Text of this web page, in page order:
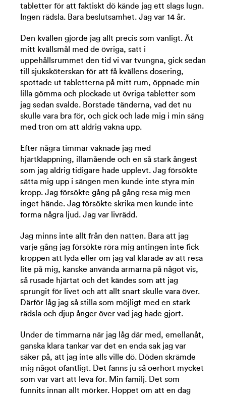
tabletter för att faktiskt dö kände jag ett slags lugn.
Ingen rädsla. Bara beslutsamhet. Jag var 14 år.
Den kvällen gjorde jag allt precis som vanligt. Åt
mitt kvällsmål med de övriga, satt i
uppehållsrummet den tid vi var tvungna, gick sedan
till sjuksköterskan för att få kvällens dosering,
spottade ut tabletterna på mitt rum, öppnade min
lilla gömma och plockade ut övriga tabletter som
jag sedan svalde. Borstade tänderna, vad det nu
skulle vara bra för, och gick och lade mig i min säng
med tron om att aldrig vakna upp.
Efter några timmar vaknade jag med
hjärtklappning, illamående och en så stark ångest
som jag aldrig tidigare hade upplevt. Jag försökte
sätta mig upp i sängen men kunde inte styra min
kropp. Jag försökte gång på gång resa mig men
inget hände. Jag försökte skrika men kunde inte
forma några ljud. Jag var livrädd.
Jag minns inte allt från den natten. Bara att jag
varje gång jag försökte röra mig antingen inte fick
kroppen att lyda eller om jag väl klarade av att resa
lite på mig, kanske använda armarna på något vis,
så rusade hjärtat och det kändes som att jag
sprungit för livet och att allt snart skulle vara över.
Därför låg jag så stilla som möjligt med en stark
rädsla och djup ånger över vad jag hade gjort.
Under de timmarna när jag låg där med, emellanåt,
ganska klara tankar var det en enda sak jag var
säker på, att jag inte alls ville dö. Döden skrämde
mig något ofantligt. Det fanns ju så oerhört mycket
som var värt att leva för. Min familj. Det som
funnits innan allt mörker. Hoppet om att en dag